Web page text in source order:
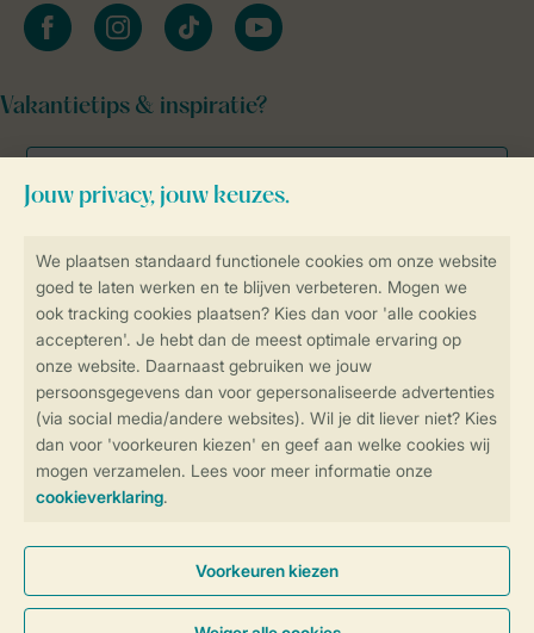
Controle over jouw gegevens &
Instellingen wijzigen
Veilig en snel online boeken
Veilige gegevensoverdracht
Veilige betaling
facebookinstagramtiktok youtube
Vakantietips & inspiratie?